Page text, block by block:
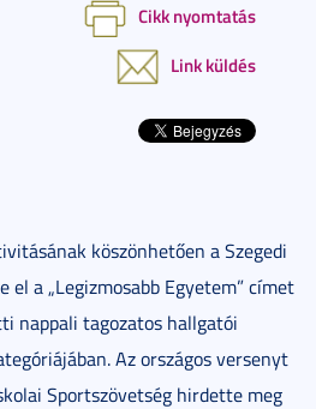
Cikk nyomtatás
Link küldés
köszönhetően a Szegedi
el a „Legizmosabb Egyetem” címet
nappali tagozatos hallgatói
Az országos versenyt
Sportszövetség hirdette meg